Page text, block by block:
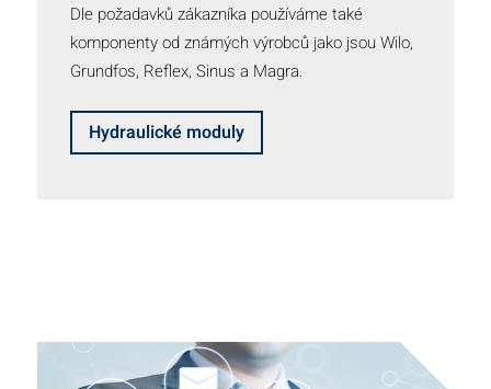
Dle požadavků zákazníka používáme také
komponenty od známých výrobců jako jsou Wilo,
Grundfos, Reflex, Sinus a Magra.
Hydraulické moduly